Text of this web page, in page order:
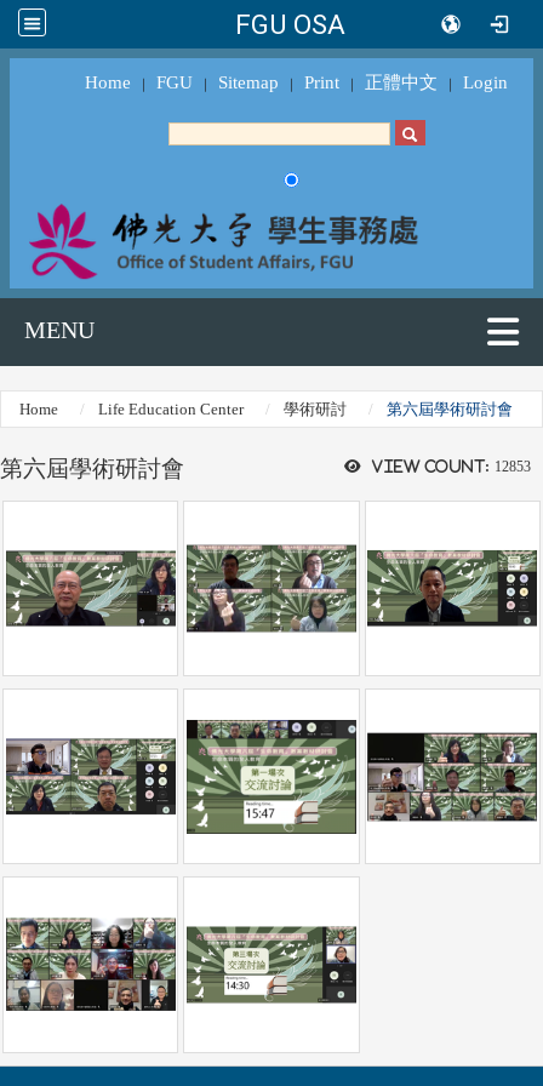
FGU OSA
Home ｜ FGU ｜ Sitemap ｜ Print ｜ 正體中文 ｜ Login
MENU
Home Life Education Center 學術研討 第六屆學術研討會
View count: 12853
第六屆學術研討會